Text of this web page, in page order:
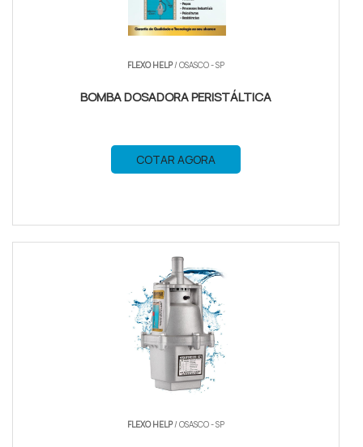
FLEXO HELP/ OSASCO - SP
BOMBA DOSADORA PERISTÁLTICA
COTAR AGORA
FLEXO HELP/ OSASCO - SP